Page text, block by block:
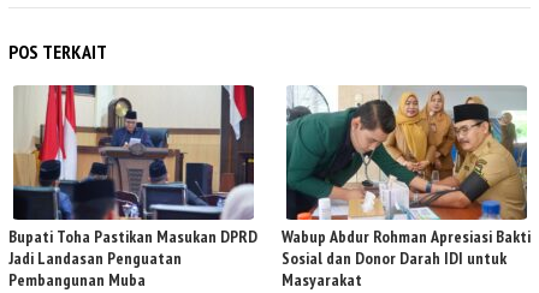
POS TERKAIT
Bupati Toha Pastikan Masukan DPRD
Jadi Landasan Penguatan
Pembangunan Muba
Wabup Abdur Rohman Apresiasi Bakti
Sosial dan Donor Darah IDI untuk
Masyarakat